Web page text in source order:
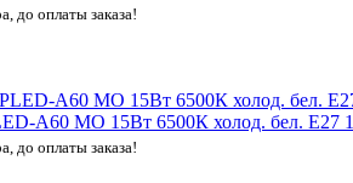
до оплаты заказа!
A60 MO 15Вт 6500К холод. бел. E27
до оплаты заказа!